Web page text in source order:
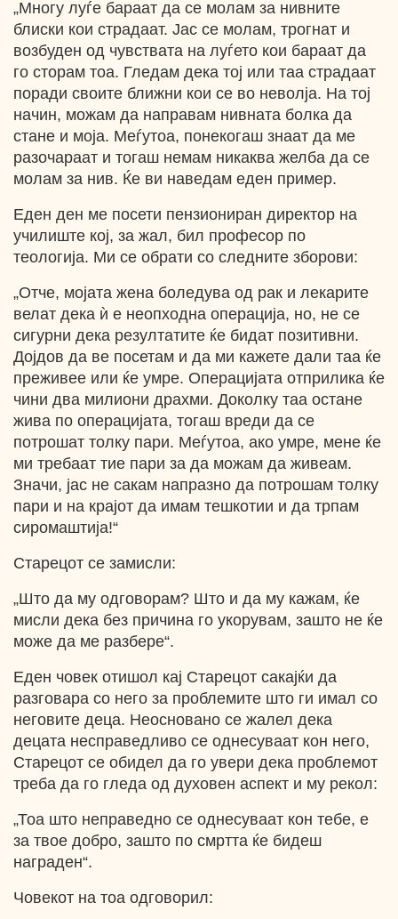
„Многу луѓе бараат да се молам за нивните
блиски кои страдаат. Јас се молам, трогнат и
возбуден од чувствата на луѓето кои бараат да
го сторам тоа. Гледам дека тој или таа страдаат
поради своите ближни кои се во неволја. На тој
начин, можам да направам нивната болка да
стане и моја. Меѓутоа, понекогаш знаат да ме
разочараат и тогаш немам никаква желба да се
молам за нив. Ќе ви наведам еден пример.
Еден ден ме посети пензиониран директор на
училиште кој, за жал, бил професор по
теологија. Ми се обрати со следните зборови:
„Отче, мојата жена боледува од рак и лекарите
велат дека ѝ е неопходна операција, но, не се
сигурни дека резултатите ќе бидат позитивни.
Дојдов да ве посетам и да ми кажете дали таа ќе
преживее или ќе умре. Операцијата отприлика ќе
чини два милиони драхми. Доколку таа остане
жива по операцијата, тогаш вреди да се
потрошат толку пари. Меѓутоа, ако умре, мене ќе
ми требаат тие пари за да можам да живеам.
Значи, јас не сакам напразно да потрошам толку
пари и на крајот да имам тешкотии и да трпам
сиромаштија!“
Старецот се замисли:
„Што да му одговорам? Што и да му кажам, ќе
мисли дека без причина го укорувам, зашто не ќе
може да ме разбере“.
Еден човек отишол кај Старецот сакајќи да
разговара со него за проблемите што ги имал со
неговите деца. Неосновано се жалел дека
децата несправедливо се однесуваат кон него,
Старецот се обидел да го увери дека проблемот
треба да го гледа од духовен аспект и му рекол:
„Тоа што неправедно се однесуваат кон тебе, е
за твое добро, зашто по смртта ќе бидеш
награден“.
Човекот на тоа одговорил: